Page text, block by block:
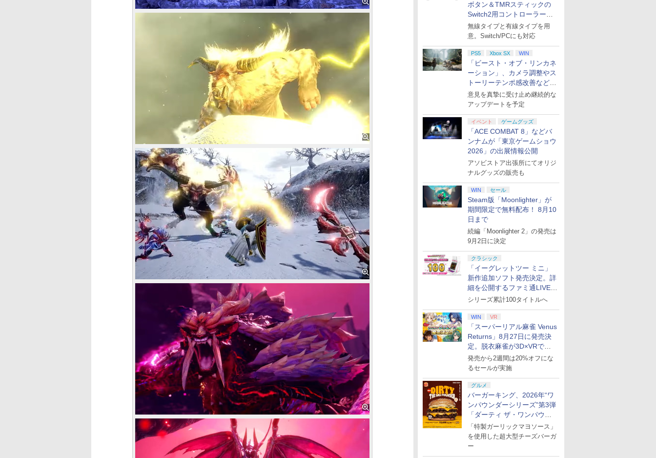
ボタン＆TMRスティックの
Switch2用コントローラーを9
月下旬発売！
無線タイプと有線タイプを用
意。Switch/PCにも対応
PS5 Xbox SX WIN
「ビースト・オブ・リンカネ
ーション」、カメラ調整やス
トーリーテンポ感改善などの
アプデを1週間以内に実施
意見を真摯に受け止め継続的な
アップデートを予定
イベント ゲームグッズ
「ACE COMBAT 8」などバ
ンナムが「東京ゲームショウ
2026」の出展情報公開
アソビストア出張所にてオリジ
ナルグッズの販売も
WIN セール
Steam版「Moonlighter」が
期間限定で無料配布！ 8月10
日まで
続編「Moonlighter 2」の発売は
9月2日に決定
クラシック
「イーグレットツー ミニ」
新作追加ソフト発売決定。詳
細を公開するファミ通LIVEが
8月27日20時から配信
シリーズ累計100タイトルへ
WIN VR
「スーパーリアル麻雀 Venus
Returns」8月27日に発売決
定。脱衣麻雀が3D×VRで復
活
発売から2週間は20%オフにな
るセールが実施
グルメ
バーガーキング、2026年“ワ
ンパウンダーシリーズ”第3弾
「ダーティ ザ・ワンパウン
ダー」を8月7日発売
「特製ガーリックマヨソース」
を使用した超大型チーズバーガ
ー